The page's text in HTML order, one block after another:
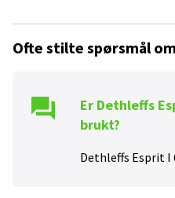
Ofte stilte spørsmål
Er Dethleffs
brukt?
Dethleffs Esprit I